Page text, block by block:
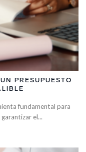
PRESUPUESTO
fundamental para
el...